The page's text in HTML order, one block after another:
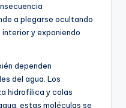
a plegarse ocultando
y exponiendo
dependen
del agua. Los
hidrofílica y colas
estas moléculas se